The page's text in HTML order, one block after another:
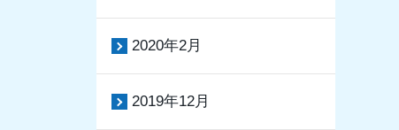
2020年2月
2019年12月